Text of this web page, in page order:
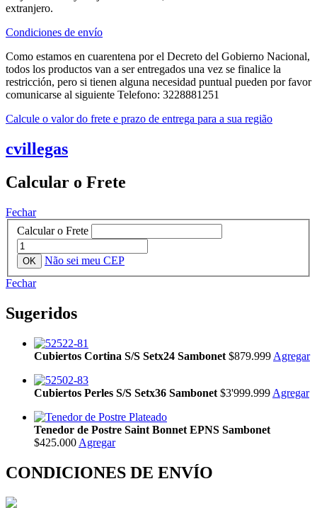
extranjero.
Condiciones de envío
Como estamos en cuarentena por el Decreto del Gobierno Nacional,
todos los productos van a ser entregados una vez se finalice la
restricción, pero si tienen alguna necesidad puntual pueden por favor
comunicarse al siguiente Telefono: 3228881251
Calcule o valor do frete e prazo de entrega para a sua região
cvillegas
Calcular o Frete
Fechar
Calcular o Frete
Não sei meu CEP
Fechar
Sugeridos
Cubiertos Cortina S/S Setx24 Sambonet $879.999 Agregar
Cubiertos Perles S/S Setx36 Sambonet $3'999.999 Agregar
Tenedor de Postre Saint Bonnet EPNS Sambonet
$425.000 Agregar
CONDICIONES DE ENVÍO